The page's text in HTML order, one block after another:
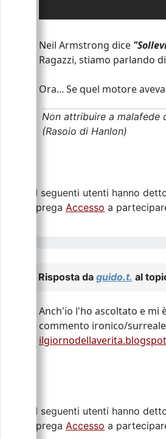
Neil Armstrong dice
Ragazzi, stiamo parlando
Ora... Se quel motore
Non attribuire a malafede
(Rasoio di Hanlon)
I seguenti utenti hanno
Si prega Accesso a
Risposta da guido.t. al
Anch'io l'ho ascoltato e mi
commento ironico/
I seguenti utenti hanno
Si prega Accesso a